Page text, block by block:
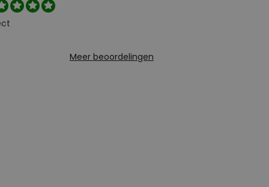
Meer beoordelingen